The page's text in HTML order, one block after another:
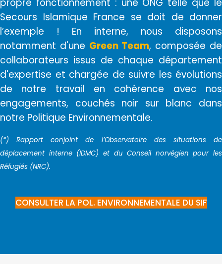
propre fonctionnement : une ONG telle que le
Secours Islamique France se doit de donner
l’exemple ! En interne, nous disposons
notamment d'une Green Team, composée de
collaborateurs issus de chaque département
d'expertise et chargée de suivre les évolutions
de notre travail en cohérence avec nos
engagements, couchés noir sur blanc dans
notre Politique Environnementale.
(*) Rapport conjoint de l’Observatoire des situations de
déplacement interne (IDMC) et du Conseil norvégien pour les
Réfugiés (NRC).
CONSULTER LA POL. ENVIRONNEMENTALE DU SIF